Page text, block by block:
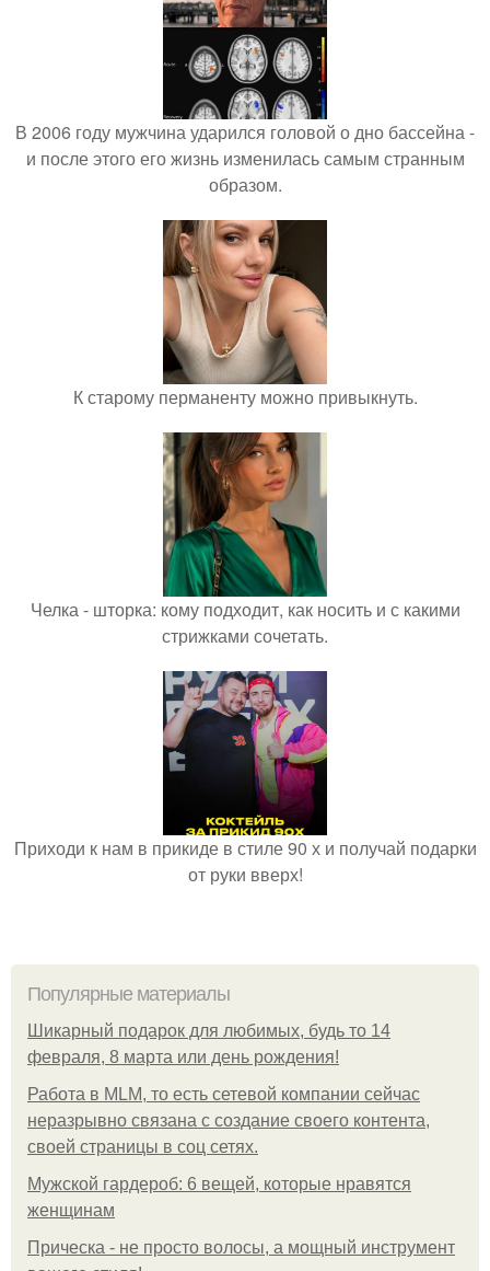
В 2006 году мужчина ударился головой о дно бассейна -
и после этого его жизнь изменилась самым странным
образом.
К старому перманенту можно привыкнуть.
Челка - шторка: кому подходит, как носить и с какими
стрижками сочетать.
Приходи к нам в прикиде в стиле 90 х и получай подарки
от руки вверх!
Популярные материалы
Шикарный подарок для любимых, будь то 14
февраля, 8 марта или день рождения!
Работа в MLM, то есть сетевой компании сейчас
неразрывно связана с создание своего контента,
своей страницы в соц сетях.
Мужской гардероб: 6 вещей, которые нравятся
женщинам
Прическа - не просто волосы, а мощный инструмент